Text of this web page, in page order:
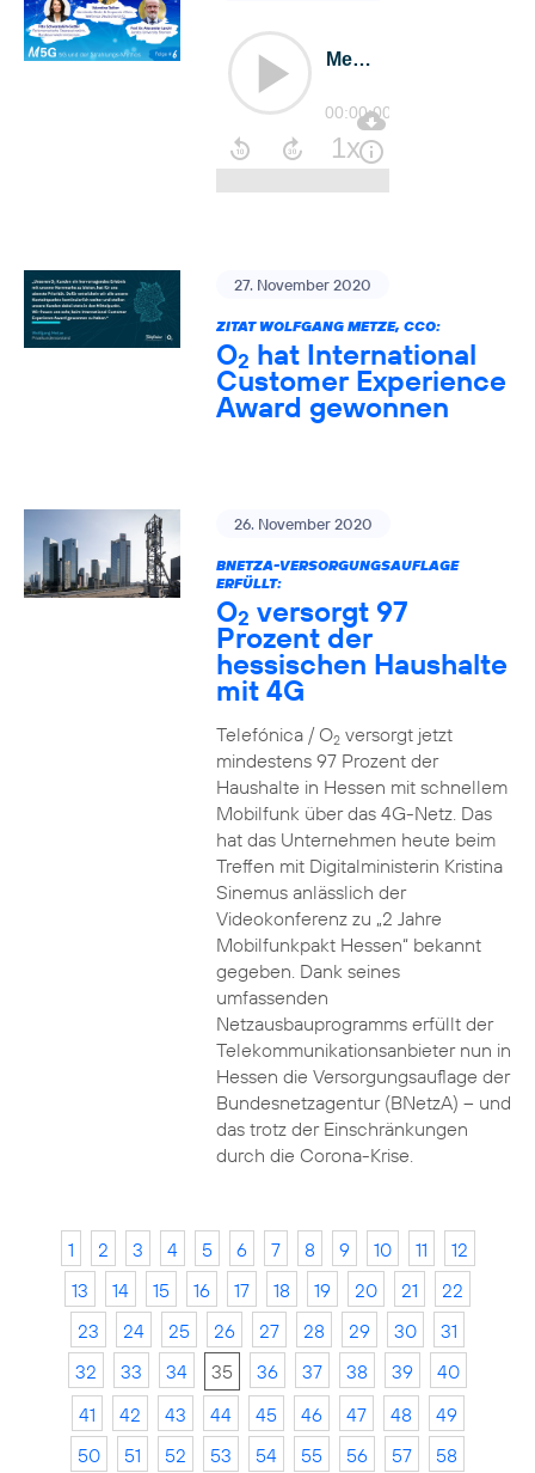
27. November 2020
ZITAT WOLFGANG METZE, CCO:
O2 hat International
Customer Experience
Award gewonnen
26. November 2020
BNETZA-VERSORGUNGSAUFLAGE
ERFÜLLT:
O2 versorgt 97
Prozent der
hessischen Haushalte
mit 4G
Telefónica / O2versorgt jetzt
mindestens 97 Prozent der
Haushalte in Hessen mit schnellem
Mobilfunk über das 4G-Netz. Das
hat das Unternehmen heute beim
Treffen mit Digitalministerin Kristina
Sinemus anlässlich der
Videokonferenz zu „2 Jahre
Mobilfunkpakt Hessen“ bekannt
gegeben. Dank seines
umfassenden
Netzausbauprogramms erfüllt der
Telekommunikationsanbieter nun in
Hessen die Versorgungsauflage der
Bundesnetzagentur (BNetzA) – und
das trotz der Einschränkungen
durch die Corona-Krise.
1 2 3 4 5 6 7 8 9 10 11
12
13
14 15 16 17 18 19 20 21
22
23
24 25 26 27 28 29 30
31
32
33 34 35 36 37 38 39
40
41
42 43 44 45 46 47 48
49
50
51 52 53 54 55 56 57
58